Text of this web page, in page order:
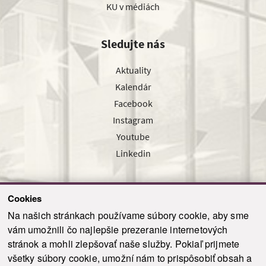
Cookies
Na našich stránkach používame súbory cookie, aby sme
vám umožnili čo najlepšie prezeranie internetových
stránok a mohli zlepšovať naše služby. Pokiaľ prijmete
všetky súbory cookie, umožní nám to prispôsobiť obsah a
KU v médiách
Sledujte nás
Aktuality
Kalendár
Facebook
Instagram
Youtube
Linkedin